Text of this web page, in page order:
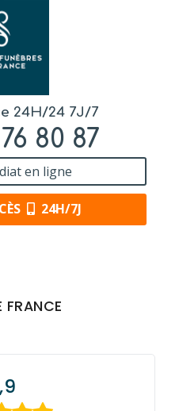
24H/24 7J/7
80 87
en ligne
24H/7J
FRANCE